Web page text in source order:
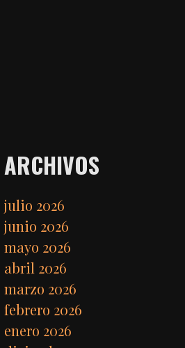
ARCHIVOS
julio 2026
junio 2026
mayo 2026
abril 2026
marzo 2026
febrero 2026
enero 2026